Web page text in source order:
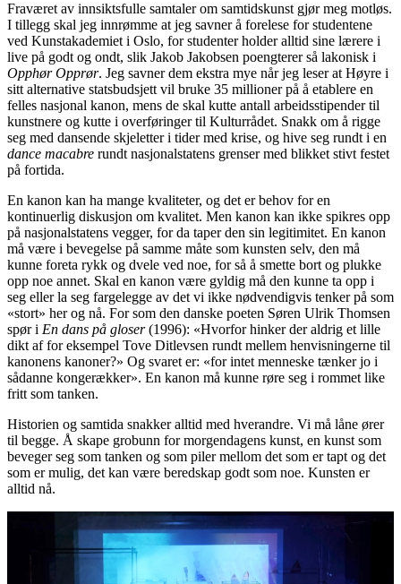
Fraværet av innsiktsfulle samtaler om samtidskunst gjør meg motløs.
I tillegg skal jeg innrømme at jeg savner å forelese for studentene
ved Kunstakademiet i Oslo, for studenter holder alltid sine lærere i
live på godt og ondt, slik Jakob Jakobsen poengterer så lakonisk i
Opphør Opprør. Jeg savner dem ekstra mye når jeg leser at Høyre i
sitt alternative statsbudsjett vil bruke 35 millioner på å etablere en
felles nasjonal kanon, mens de skal kutte antall arbeidsstipender til
kunstnere og kutte i overføringer til Kulturrådet. Snakk om å rigge
seg med dansende skjeletter i tider med krise, og hive seg rundt i en
dance macabre rundt nasjonalstatens grenser med blikket stivt festet
på fortida.
En kanon kan ha mange kvaliteter, og det er behov for en
kontinuerlig diskusjon om kvalitet. Men kanon kan ikke spikres opp
på nasjonalstatens vegger, for da taper den sin legitimitet. En kanon
må være i bevegelse på samme måte som kunsten selv, den må
kunne foreta rykk og dvele ved noe, for så å smette bort og plukke
opp noe annet. Skal en kanon være gyldig må den kunne ta opp i
seg eller la seg fargelegge av det vi ikke nødvendigvis tenker på som
«stort» her og nå. For som den danske poeten Søren Ulrik Thomsen
spør i En dans på gloser(1996): «Hvorfor hinker der aldrig et lille
dikt af for eksempel Tove Ditlevsen rundt mellem henvisningerne til
kanonens kanoner?» Og svaret er: «for intet menneske tænker jo i
sådanne kongerækker». En kanon må kunne røre seg i rommet like
fritt som tanken.
Historien og samtida snakker alltid med hverandre. Vi må låne ører
til begge. Å skape grobunn for morgendagens kunst, en kunst som
beveger seg som tanken og som piler mellom det som er tapt og det
som er mulig, det kan være beredskap godt som noe. Kunsten er
alltid nå.